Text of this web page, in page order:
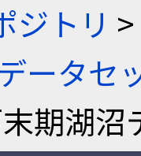
ジトリ >
ータセ
期湖沼